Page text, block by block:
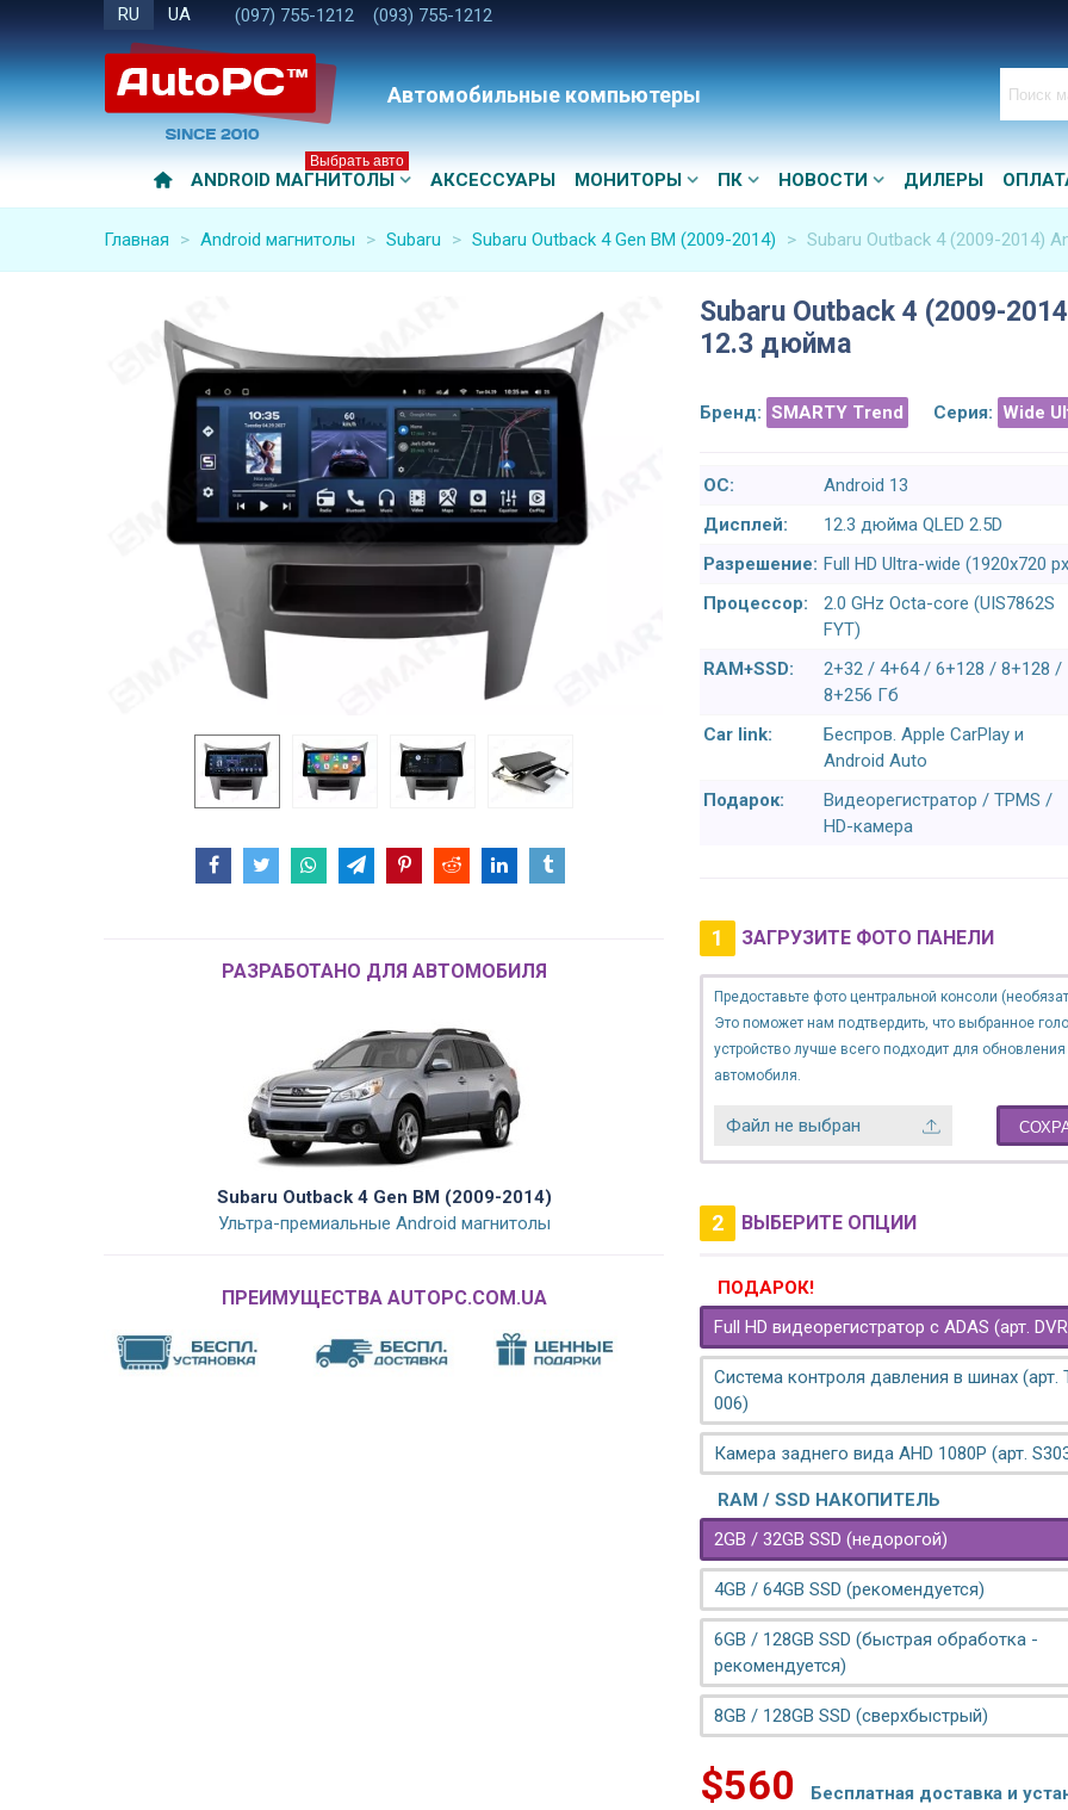
RU UA (097) 755-1212 (093) 755-1212
Автомобильные компьютеры
ANDROID МАГНИТОЛЫ
Выбрать авто
АКСЕССУАРЫ МОНИТОРЫ ПК НОВОСТИ ДИЛЕРЫ
Главная > Android магнитолы > Subaru > Subaru Outback 4 Gen BM (2009-2014) > Subaru Outback 4 (2009-2014)
РАЗРАБОТАНО ДЛЯ АВТОМОБИЛЯ
Subaru Outback 4 Gen BM (2009-2014)
Ультра-премиальные Android магнитолы
ПРЕИМУЩЕСТВА AUTOPC.COM.UA
Subaru Outback 4 (2009-
12.3 дюйма
Бренд: SMARTY Trend Серия: Wide
ОС:
Android 13
Дисплей:
12.3 дюйма QLED 2.5D
Разрешение: Full HD Ultra-wide (1920x720
Процессор:
2.0 GHz Octa-core (UIS7862S
FYT)
RAM+SSD:
2+32 / 4+64 / 6+128 / 8+128 /
8+256 Гб
Car link:
Беспров. Apple CarPlay и
Android Auto
Подарок:
Видеорегистратор / TPMS /
HD-камера
1 ЗАГРУЗИТЕ ФОТО ПАНЕЛИ
Предоставьте фото центральной консоли
Это поможет нам подтвердить, что выбранное
устройство лучше всего подходит для
автомобиля.
Файл не выбран
2 ВЫБЕРИТЕ ОПЦИИ
ПОДАРОК!
Full HD видеорегистратор с ADAS (арт.
Система контроля давления в шинах (арт.
006)
Камера заднего вида AHD 1080P (арт.
RAM / SSD НАКОПИТЕЛЬ
2GB / 32GB SSD (недорогой)
4GB / 64GB SSD (рекомендуется)
6GB / 128GB SSD (быстрая обработка -
рекомендуется)
8GB / 128GB SSD (сверхбыстрый)
$560 Бесплатная доставка и